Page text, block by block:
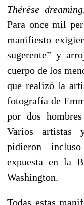
Thérèse dreaming
Para once mil
manifiesto
sugerente” y
cuerpo de los
que realizó la
fotografía de
por dos
Varios artistas
pidieron
expuesta en la
Washington.
Todas estas